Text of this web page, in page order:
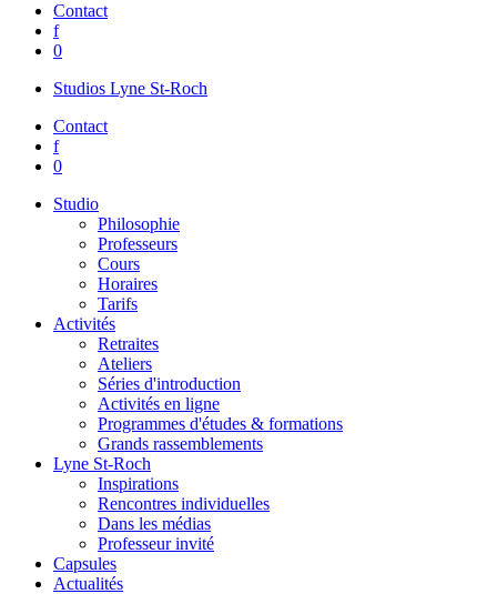
Contact
f
0
Studios Lyne St-Roch
Contact
f
0
Studio
Philosophie
Professeurs
Cours
Horaires
Tarifs
Activités
Retraites
Ateliers
Séries d'introduction
Activités en ligne
Programmes d'études & formations
Grands rassemblements
Lyne St-Roch
Inspirations
Rencontres individuelles
Dans les médias
Professeur invité
Capsules
Actualités